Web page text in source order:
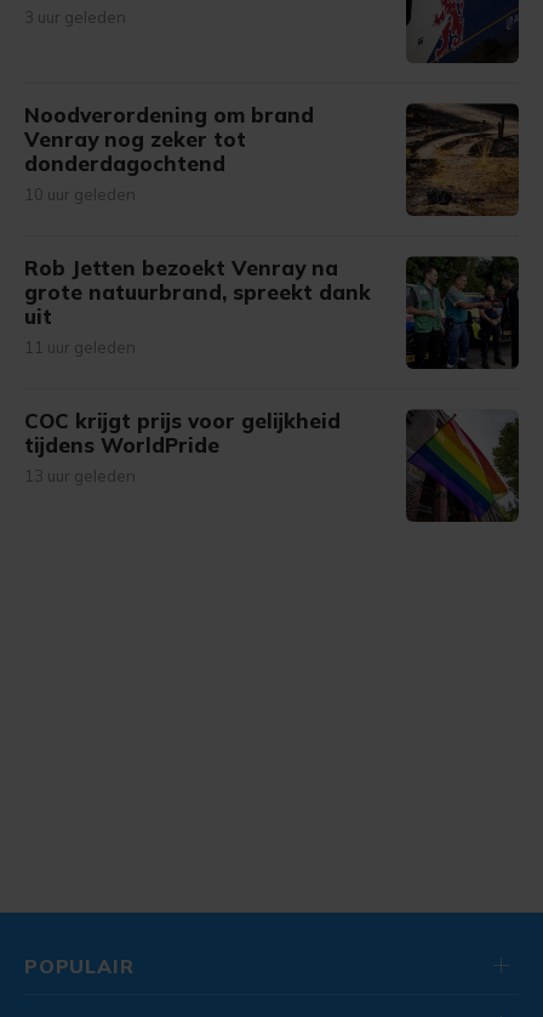
3 uur geleden
Noodverordening om brand
Venray nog zeker tot
donderdagochtend
10 uur geleden
Rob Jetten bezoekt Venray na
grote natuurbrand, spreekt dank
uit
11 uur geleden
COC krijgt prijs voor gelijkheid
tijdens WorldPride
13 uur geleden
POPULAIR